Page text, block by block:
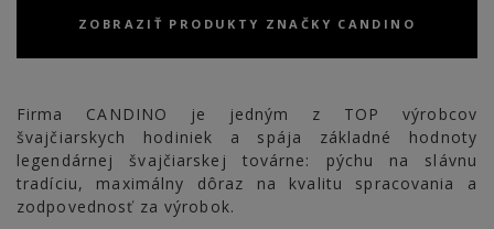
ZOBRAZIŤ PRODUKTY ZNAČKY CANDINO
Firma CANDINO je jedným z TOP výrobcov
švajčiarskych hodiniek a spája základné hodnoty
legendárnej švajčiarskej továrne: pýchu na slávnu
tradíciu, maximálny dôraz na kvalitu spracovania a
zodpovednosť za výrobok.